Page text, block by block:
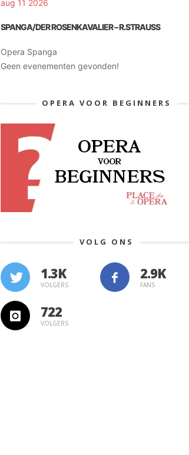
aug 11 2026
SPANGA/DER ROSENKAVALIER – R.STRAUSS
Opera Spanga
Geen evenementen gevonden!
OPERA VOOR BEGINNERS
VOLG ONS
1.3K
VOLGERS FANS
722
VOLGERS